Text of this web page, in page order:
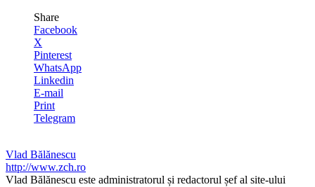
Share
Facebook
X
Pinterest
WhatsApp
Linkedin
E-mail
Print
Telegram
Vlad Bălănescu
http://www.zch.ro
Vlad Bălănescu este administratorul și redactorul șef al site-ului